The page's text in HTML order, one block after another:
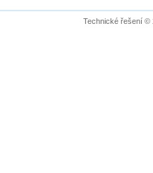
Technické řešení ©